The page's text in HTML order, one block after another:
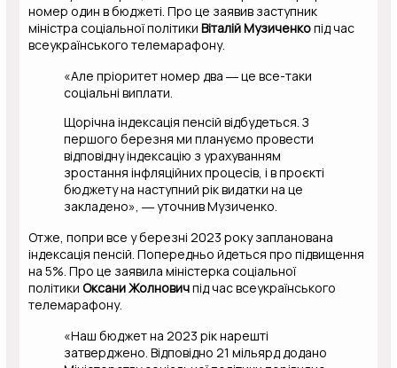
номер один в бюджеті. Про це заявив заступник
міністра соціальної політикиВіталій Музиченкопід час
всеукраїнського телемарафону.
«Але пріоритет номер два ― це все-таки
соціальні виплати.
Щорічна індексація пенсій відбудеться. З
першого березня ми плануємо провести
відповідну індексацію з урахуванням
зростання інфляційних процесів, і в проєкті
бюджету на наступний рік видатки на це
закладено», ― уточнив Музиченко.
Отже, попри все у березні 2023 року запланована
індексація пенсій. Попередньо йдеться про підвищення
на 5%. Про це заявила міністерка соціальної
політикиОксани Жолновичпід час всеукраїнського
телемарафону.
«Наш бюджет на 2023 рік нарешті
затверджено. Відповідно 21 мільярд додано